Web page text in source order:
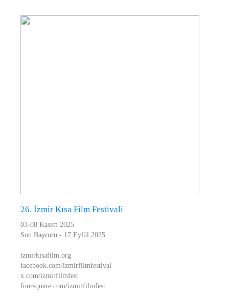
26. İzmir Kısa Film Festivali
03-08 Kasım 2025
Son Başvuru - 17 Eylül 2025
izmirkisafilm.org
facebook.com/izmirfilmfestival
x.com/izmirfilmfest
foursquare.com/izmirfilmfest